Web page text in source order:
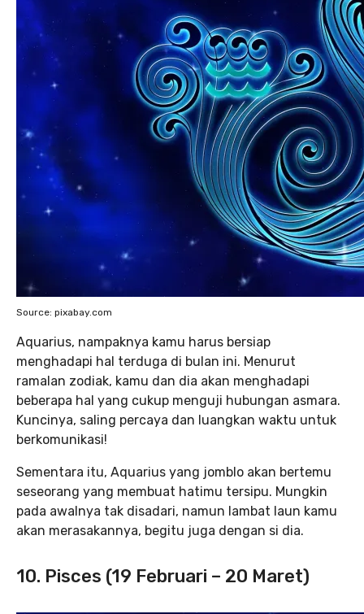
Source: pixabay.com
Aquarius, nampaknya kamu harus bersiap
menghadapi hal terduga di bulan ini. Menurut
ramalan zodiak, kamu dan dia akan menghadapi
beberapa hal yang cukup menguji hubungan asmara.
Kuncinya, saling percaya dan luangkan waktu untuk
berkomunikasi!
Sementara itu, Aquarius yang jomblo akan bertemu
seseorang yang membuat hatimu tersipu. Mungkin
pada awalnya tak disadari, namun lambat laun kamu
akan merasakannya, begitu juga dengan si dia.
10. Pisces (19 Februari – 20 Maret)